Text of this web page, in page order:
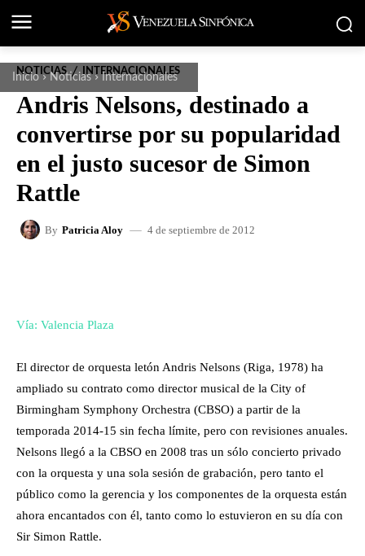
Inicio Noticias Internacionales
NOTICIAS INTERNACIONALES
Andris Nelsons, destinado a
convertirse por su popularidad
en el justo sucesor de Simon
Rattle
By Patricia Aloy 4 de septiembre de 2012
Vía: Valencia Plaza
El director de orquesta letón Andris Nelsons (Riga, 1978) ha
ampliado su contrato como director musical de la City of
Birmingham Symphony Orchestra (CBSO) a partir de la
temporada 2014-15 sin fecha límite, pero con revisiones anuales.
Nelsons llegó a la CBSO en 2008 tras un sólo concierto privado
con la orquesta y una sola sesión de grabación, pero tanto el
público como la gerencia y los componentes de la orquesta están
ahora encantados con él, tanto como lo estuvieron en su día con
Sir Simon Rattle.